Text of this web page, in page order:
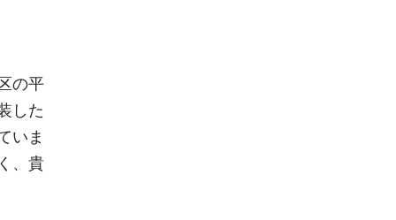
の平
した
いま
、貴